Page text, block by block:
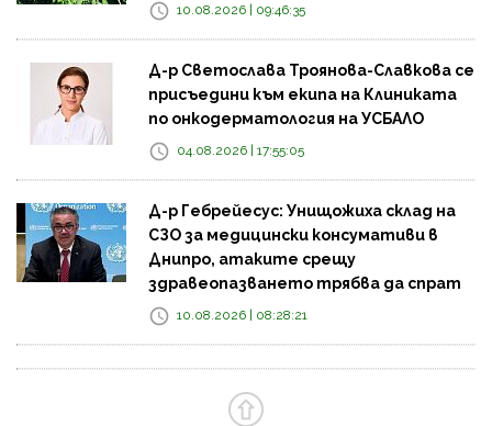
10.08.2026 | 09:46:35
Д-р Светослава Троянова-Славкова се
присъедини към екипа на Клиниката
по онкодерматология на УСБАЛО
04.08.2026 | 17:55:05
Д-р Гебрейесус: Унищожиха склад на
СЗО за медицински консумативи в
Днипро, атаките срещу
здравеопазването трябва да спрат
10.08.2026 | 08:28:21